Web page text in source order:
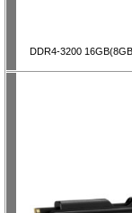
DDR4-3200